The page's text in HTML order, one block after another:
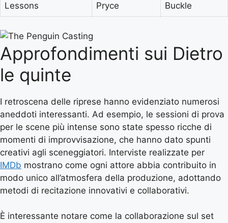
Lessons
Pryce
Buckle
Approfondimenti sui Dietro
le quinte
I retroscena delle riprese hanno evidenziato numerosi
aneddoti interessanti. Ad esempio, le sessioni di prova
per le scene più intense sono state spesso ricche di
momenti di improvvisazione, che hanno dato spunti
creativi agli sceneggiatori. Interviste realizzate per
IMDb mostrano come ogni attore abbia contribuito in
modo unico all’atmosfera della produzione, adottando
metodi di recitazione innovativi e collaborativi.
È interessante notare come la collaborazione sul set